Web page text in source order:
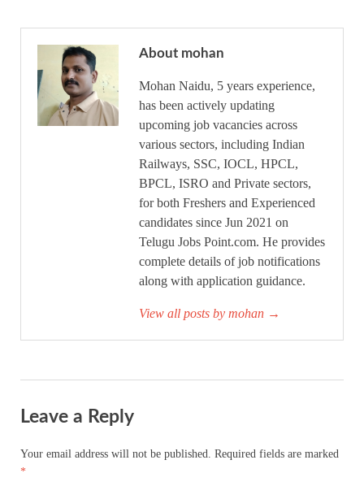
About mohan
Mohan Naidu, 5 years experience,
has been actively updating
upcoming job vacancies across
various sectors, including Indian
Railways, SSC, IOCL, HPCL,
BPCL, ISRO and Private sectors,
for both Freshers and Experienced
candidates since Jun 2021 on
Telugu Jobs Point.com. He provides
complete details of job notifications
along with application guidance.
View all posts by mohan →
Leave a Reply
Your email address will not be published. Required fields are marked
*